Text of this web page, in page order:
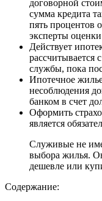
договорной
сумма кредита
пять процентов
эксперты
Действует
рассчитывается
службы, пока
Ипотечное
несоблюдения
банком в счет
Оформить
является
Служивые не
выбора жилья.
дешевле или
Содержание: